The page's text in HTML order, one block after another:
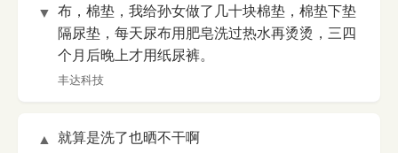
▼ 布，棉垫，我给孙女做了几十块棉垫，棉垫下垫
隔尿垫，每天尿布用肥皂洗过热水再烫烫，三四
个月后晚上才用纸尿裤。
丰达科技
▲
就算是洗了也晒不干啊